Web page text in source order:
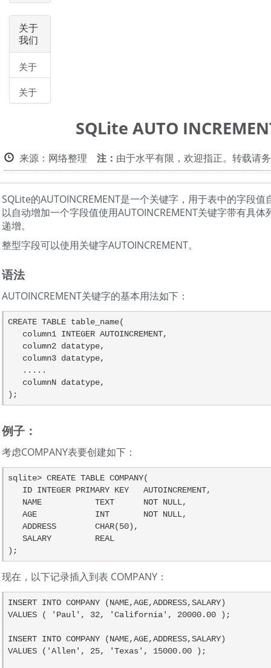
教程
关于
我们
关于
关于
SQLite AUTO
来源：网络整理 注： 由于水平有限，欢迎指正。转载请
SQLite的AUTOINCREMENT是一个关键字，用于表中的字段值
以自动增加一个字段值使用AUTOINCREMENT关键字带有具体
递增。
整型字段可以使用关键字AUTOINCREMENT。
语法
AUTOINCREMENT关键字的基本用法如下：
CREATE TABLE table_name(
);
例子：
考虑COMPANY表要创建如下：
sqlite> CREATE TABLE COMPANY(
);
现在，以下记录插入到表 COMPANY：
INSERT INTO COMPANY (NAME,AGE,ADDRESS,SALARY)
VALUES ( 'Paul', 32, 'California', 20000.00 );
INSERT INTO COMPANY (NAME,AGE,ADDRESS,SALARY)
VALUES ('Allen', 25, 'Texas', 15000.00 );